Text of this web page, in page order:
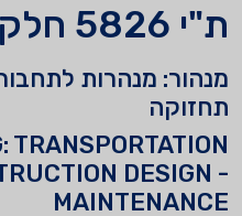
ת"י 5826 חלק 11
מנהור: מנהרות
תחזוקה
TRANSPORTATION
DESIGN -
MAINTENANCE